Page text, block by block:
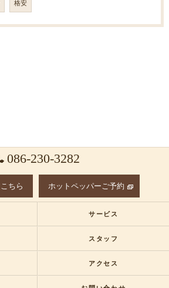
格安
086-230-3282
ちら ホットペッパーご予約
サービス
スタッフ
アクセス